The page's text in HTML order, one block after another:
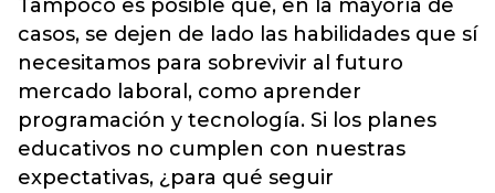
Tampoco es posible que, en la mayoría de
casos, se dejen de lado las habilidades que sí
necesitamos para sobrevivir al futuro
mercado laboral, como aprender
programación y tecnología. Si los planes
educativos no cumplen con nuestras
expectativas, ¿para qué seguir